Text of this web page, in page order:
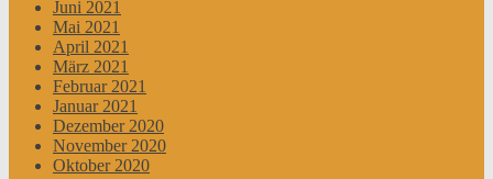
Juni 2021
Mai 2021
April 2021
März 2021
Februar 2021
Januar 2021
Dezember 2020
November 2020
Oktober 2020